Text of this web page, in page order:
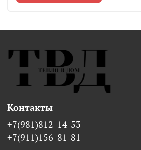
Контакты
+7(981)812-14-53
+7(911)156-81-81